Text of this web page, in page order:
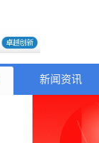
新闻资讯